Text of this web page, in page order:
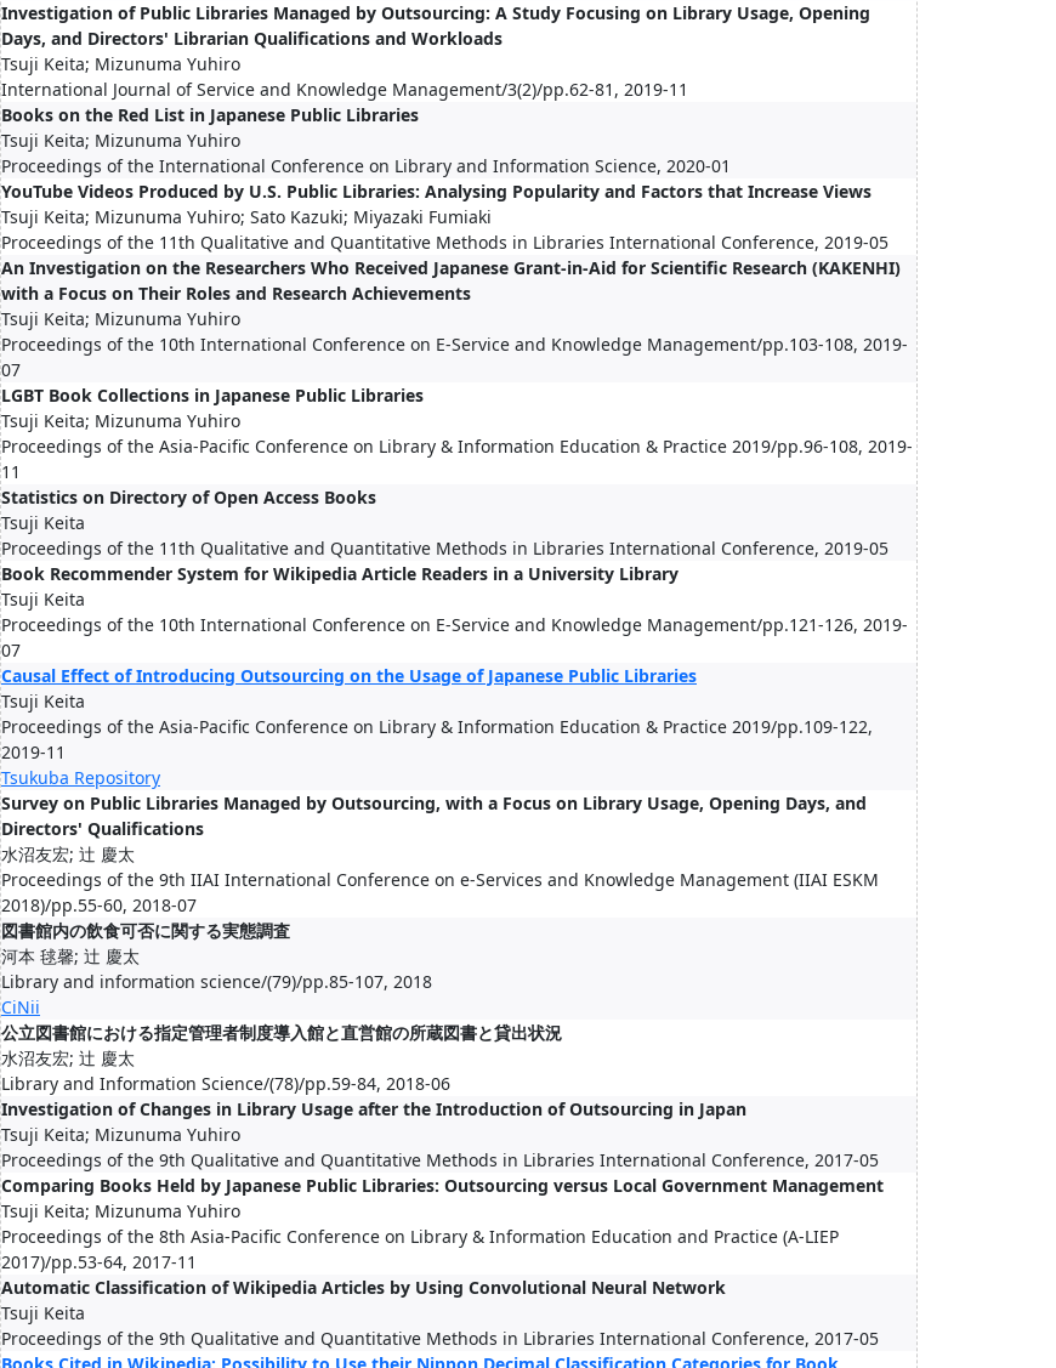
Investigation of Public Libraries Managed by Outsourcing: A Study Focusing on Library Usage, Opening
Days, and Directors' Librarian Qualifications and Workloads
Tsuji Keita; Mizunuma Yuhiro
International Journal of Service and Knowledge Management/3(2)/pp.62-81, 2019-11
Books on the Red List in Japanese Public Libraries
Tsuji Keita; Mizunuma Yuhiro
Proceedings of the International Conference on Library and Information Science, 2020-01
YouTube Videos Produced by U.S. Public Libraries: Analysing Popularity and Factors that Increase Views
Tsuji Keita; Mizunuma Yuhiro; Sato Kazuki; Miyazaki Fumiaki
Proceedings of the 11th Qualitative and Quantitative Methods in Libraries International Conference, 2019-05
An Investigation on the Researchers Who Received Japanese Grant-in-Aid for Scientific Research (KAKENHI)
with a Focus on Their Roles and Research Achievements
Tsuji Keita; Mizunuma Yuhiro
Proceedings of the 10th International Conference on E-Service and Knowledge Management/pp.103-108, 2019-
07
LGBT Book Collections in Japanese Public Libraries
Tsuji Keita; Mizunuma Yuhiro
Proceedings of the Asia-Pacific Conference on Library & Information Education & Practice 2019/pp.96-108, 2019-
11
Statistics on Directory of Open Access Books
Tsuji Keita
Proceedings of the 11th Qualitative and Quantitative Methods in Libraries International Conference, 2019-05
Book Recommender System for Wikipedia Article Readers in a University Library
Tsuji Keita
Proceedings of the 10th International Conference on E-Service and Knowledge Management/pp.121-126, 2019-
07
Causal Effect of Introducing Outsourcing on the Usage of Japanese Public Libraries
Tsuji Keita
Proceedings of the Asia-Pacific Conference on Library & Information Education & Practice 2019/pp.109-122,
2019-11
Tsukuba Repository
Survey on Public Libraries Managed by Outsourcing, with a Focus on Library Usage, Opening Days, and
Directors' Qualifications
水沼友宏; 辻 慶太
Proceedings of the 9th IIAI International Conference on e-Services and Knowledge Management (IIAI ESKM
2018)/pp.55-60, 2018-07
図書館内の飲食可否に関する実態調査
河本 毬馨; 辻 慶太
Library and information science/(79)/pp.85-107, 2018
CiNii
公立図書館における指定管理者制度導入館と直営館の所蔵図書と貸出状況
水沼友宏; 辻 慶太
Library and Information Science/(78)/pp.59-84, 2018-06
Investigation of Changes in Library Usage after the Introduction of Outsourcing in Japan
Tsuji Keita; Mizunuma Yuhiro
Proceedings of the 9th Qualitative and Quantitative Methods in Libraries International Conference, 2017-05
Comparing Books Held by Japanese Public Libraries: Outsourcing versus Local Government Management
Tsuji Keita; Mizunuma Yuhiro
Proceedings of the 8th Asia-Pacific Conference on Library & Information Education and Practice (A-LIEP
2017)/pp.53-64, 2017-11
Automatic Classification of Wikipedia Articles by Using Convolutional Neural Network
Tsuji Keita
Proceedings of the 9th Qualitative and Quantitative Methods in Libraries International Conference, 2017-05